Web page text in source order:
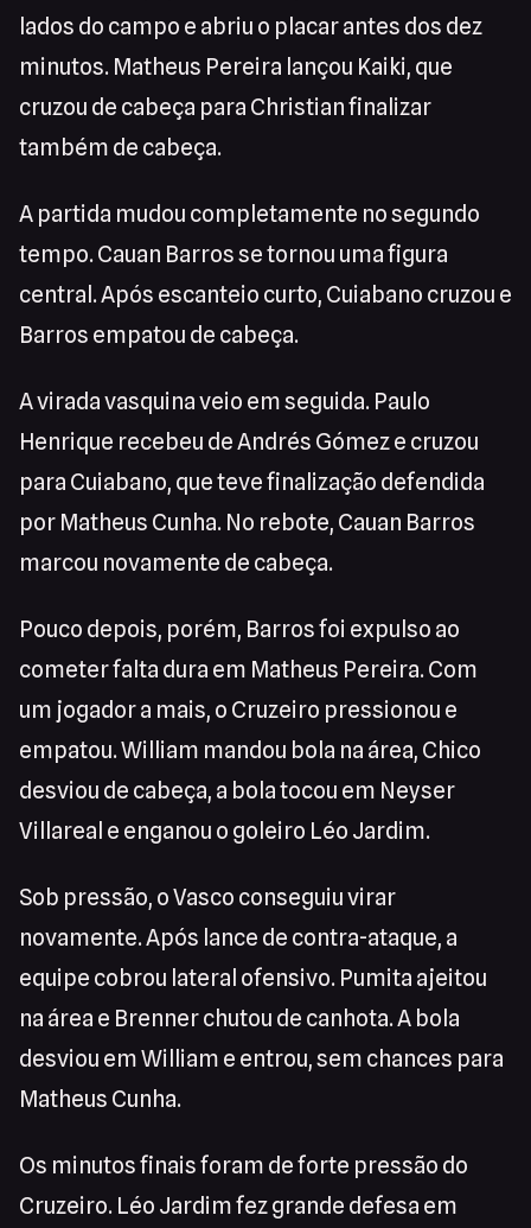
lados do campo e abriu o placar antes dos dez
minutos. Matheus Pereira lançou Kaiki, que
cruzou de cabeça para Christian finalizar
também de cabeça.
A partida mudou completamente no segundo
tempo. Cauan Barros se tornou uma figura
central. Após escanteio curto, Cuiabano cruzou e
Barros empatou de cabeça.
A virada vasquina veio em seguida. Paulo
Henrique recebeu de Andrés Gómez e cruzou
para Cuiabano, que teve finalização defendida
por Matheus Cunha. No rebote, Cauan Barros
marcou novamente de cabeça.
Pouco depois, porém, Barros foi expulso ao
cometer falta dura em Matheus Pereira. Com
um jogador a mais, o Cruzeiro pressionou e
empatou. William mandou bola na área, Chico
desviou de cabeça, a bola tocou em Neyser
Villareal e enganou o goleiro Léo Jardim.
Sob pressão, o Vasco conseguiu virar
novamente. Após lance de contra-ataque, a
equipe cobrou lateral ofensivo. Pumita ajeitou
na área e Brenner chutou de canhota. A bola
desviou em William e entrou, sem chances para
Matheus Cunha.
Os minutos finais foram de forte pressão do
Cruzeiro. Léo Jardim fez grande defesa em